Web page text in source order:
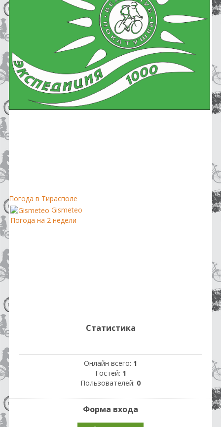
Погода в Тирасполе
Gismeteo
Погода на 2 недели
Статистика
Онлайн всего: 1
Гостей: 1
Пользователей: 0
Форма входа